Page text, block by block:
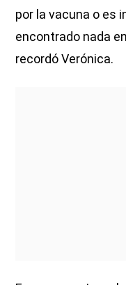
por la vacuna o es
encontrado nada
recordó Verónica.